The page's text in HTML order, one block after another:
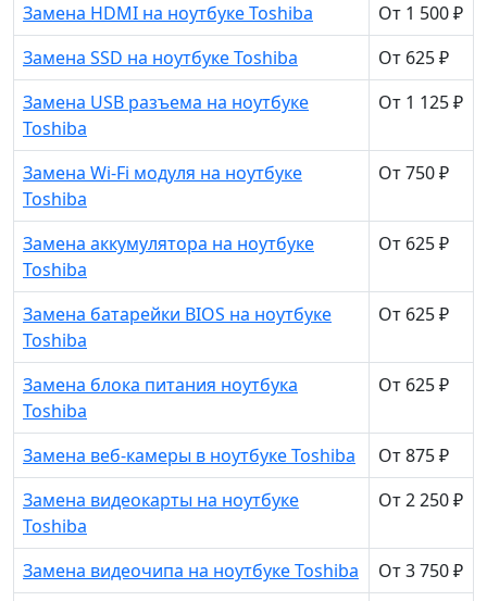
Замена HDMI на ноутбуке Toshiba
От 1 500 ₽
Замена SSD на ноутбуке Toshiba
От 625 ₽
Замена USB разъема на ноутбуке
Toshiba
От 1 125 ₽
Замена Wi-Fi модуля на ноутбуке
Toshiba
От 750 ₽
Замена аккумулятора на ноутбуке
Toshiba
От 625 ₽
Замена батарейки BIOS на ноутбуке
Toshiba
От 625 ₽
Замена блока питания ноутбука
Toshiba
От 625 ₽
Замена веб-камеры в ноутбуке Toshiba
От 875 ₽
Замена видеокарты на ноутбуке
Toshiba
От 2 250 ₽
Замена видеочипа на ноутбуке Toshiba
От 3 750 ₽